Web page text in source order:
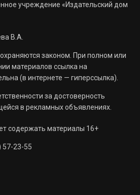
учреждение «Издательский дом
В.А.
законом. При полном или
материалов ссылка на
(в интернете — гиперссылка).
за достоверность
в рекламных объявлениях.
содержать материалы 16+
57-23-55